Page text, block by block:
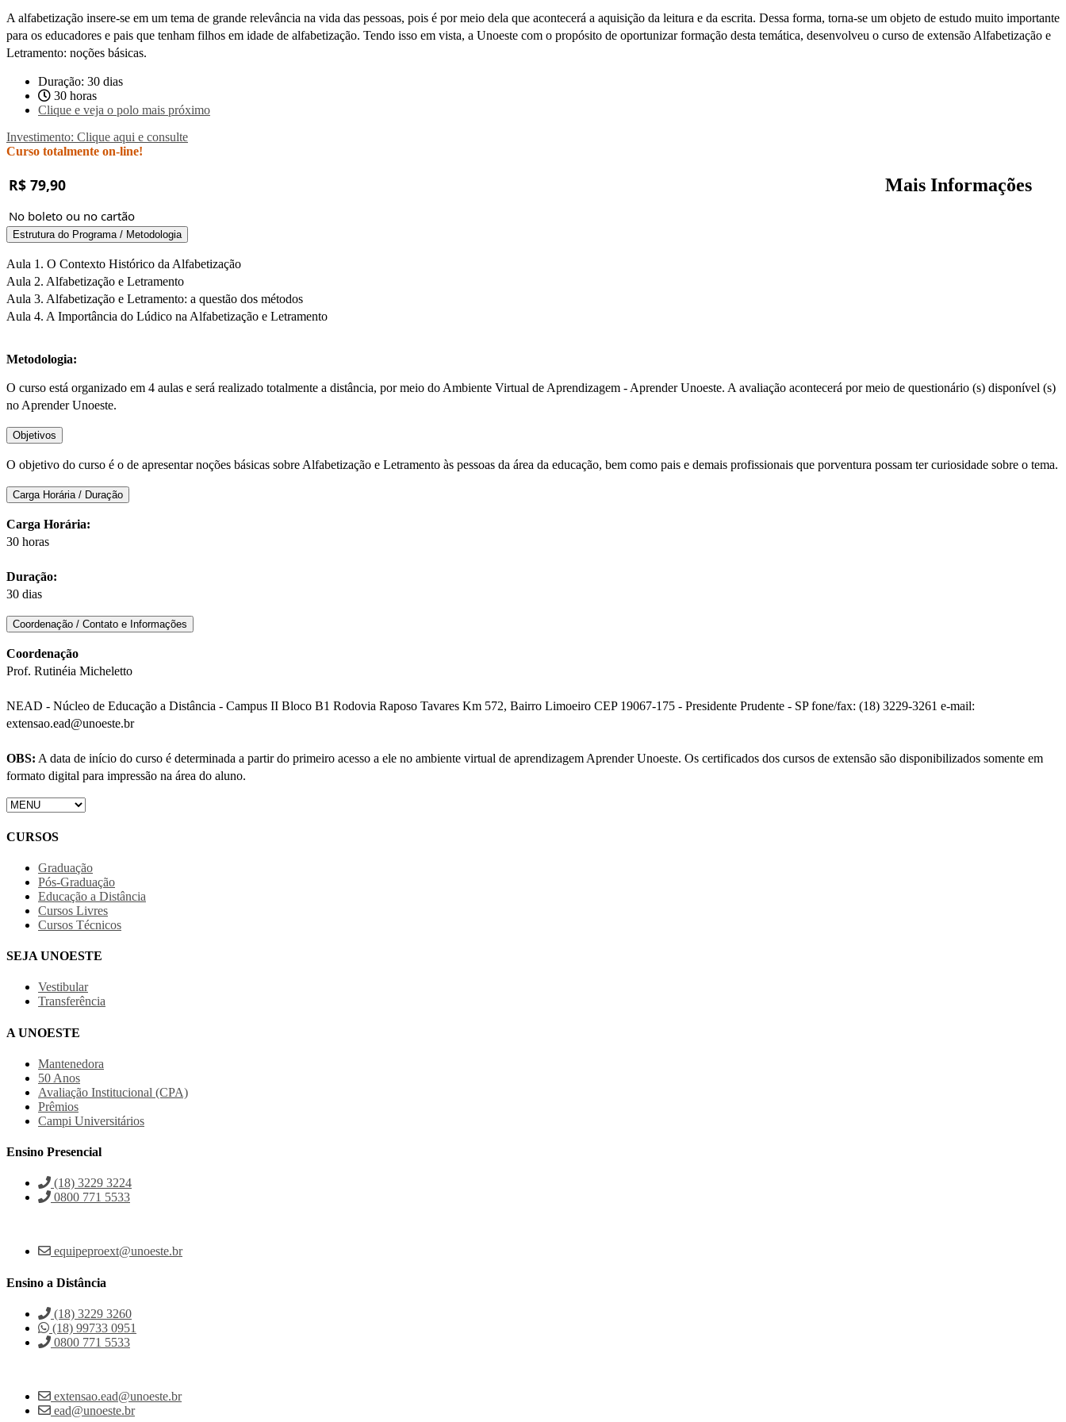
A alfabetização insere-se em um tema de grande relevância na vida das pessoas, pois é por meio dela que acontecerá a aquisição da leitura e da escrita. Dessa forma, torna-se um objeto de estudo muito importante
para os educadores e pais que tenham filhos em idade de alfabetização. Tendo isso em vista, a Unoeste com o propósito de oportunizar formação desta temática, desenvolveu o curso de extensão Alfabetização e
Letramento: noções básicas.
Duração: 30 dias
30 horas
Clique e veja o polo mais próximo
Investimento: Clique aqui e consulte
Curso totalmente on-line!
R$ 79,90
No boleto ou no cartão
Mais Informações
Estrutura do Programa / Metodologia
Aula 1. O Contexto Histórico da Alfabetização
Aula 2. Alfabetização e Letramento
Aula 3. Alfabetização e Letramento: a questão dos métodos
Aula 4. A Importância do Lúdico na Alfabetização e Letramento
Metodologia:
O curso está organizado em 4 aulas e será realizado totalmente a distância, por meio do Ambiente Virtual de Aprendizagem - Aprender Unoeste. A avaliação acontecerá por meio de questionário (s) disponível (s)
no Aprender Unoeste.
Objetivos
O objetivo do curso é o de apresentar noções básicas sobre Alfabetização e Letramento às pessoas da área da educação, bem como pais e demais profissionais que porventura possam ter curiosidade sobre o tema.
Carga Horária / Duração
Carga Horária:
30 horas
Duração:
30 dias
Coordenação / Contato e Informações
Coordenação
Prof. Rutinéia Micheletto
NEAD - Núcleo de Educação a Distância - Campus II Bloco B1 Rodovia Raposo Tavares Km 572, Bairro Limoeiro CEP 19067-175 - Presidente Prudente - SP fone/fax: (18) 3229-3261 e-mail:
extensao.ead@unoeste.br
OBS: A data de início do curso é determinada a partir do primeiro acesso a ele no ambiente virtual de aprendizagem Aprender Unoeste. Os certificados dos cursos de extensão são disponibilizados somente em
formato digital para impressão na área do aluno.
CURSOS
Graduação
Pós-Graduação
Educação a Distância
Cursos Livres
Cursos Técnicos
SEJA UNOESTE
Vestibular
Transferência
A UNOESTE
Mantenedora
50 Anos
Avaliação Institucional (CPA)
Prêmios
Campi Universitários
Ensino Presencial
(18) 3229 3224
0800 771 5533
equipeproext@unoeste.br
Ensino a Distância
(18) 3229 3260
(18) 99733 0951
0800 771 5533
extensao.ead@unoeste.br
ead@unoeste.br